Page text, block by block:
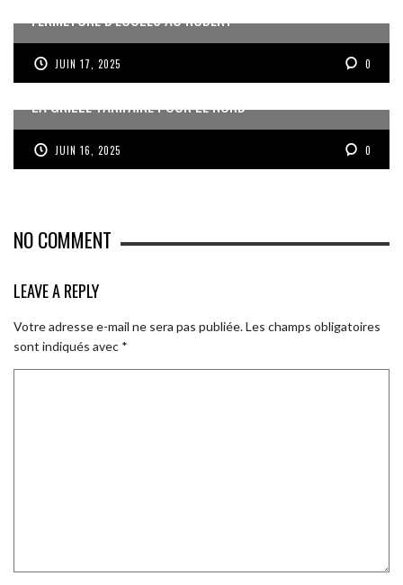
FERMETURE D’ÉCOLES AU ROBERT
JUIN 17, 2025 0
LA GRILLE TARIFAIRE POUR LE NORD
JUIN 16, 2025 0
NO COMMENT
LEAVE A REPLY
Votre adresse e-mail ne sera pas publiée.Les champs obligatoires
sont indiqués avec *